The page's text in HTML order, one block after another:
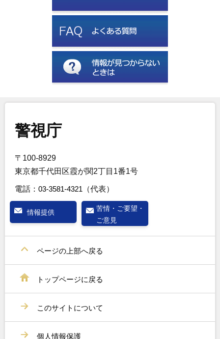
警視庁
〒100-8929
東京都千代田区霞が関2丁目1番1号
電話： 03-3581-4321 （代表）
情報提供
苦情・ご要望・
ご意見
ページの上部へ戻る
トップページに戻る
このサイトについて
個人情報保護